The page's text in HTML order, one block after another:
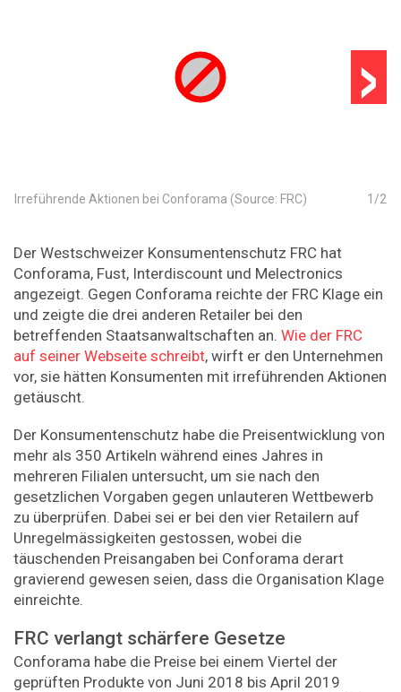
›
1 /2
Irreführende Aktionen bei Conforama (Source: FRC)
Der Westschweizer Konsumentenschutz FRC hat
Conforama, Fust, Interdiscount und Melectronics
angezeigt. Gegen Conforama reichte der FRC Klage ein
und zeigte die drei anderen Retailer bei den
betreffenden Staatsanwaltschaften an. Wie der FRC
auf seiner Webseite schreibt, wirft er den Unternehmen
vor, sie hätten Konsumenten mit irreführenden Aktionen
getäuscht.
Der Konsumentenschutz habe die Preisentwicklung von
mehr als 350 Artikeln während eines Jahres in
mehreren Filialen untersucht, um sie nach den
gesetzlichen Vorgaben gegen unlauteren Wettbewerb
zu überprüfen. Dabei sei er bei den vier Retailern auf
Unregelmässigkeiten gestossen, wobei die
täuschenden Preisangaben bei Conforama derart
gravierend gewesen seien, dass die Organisation Klage
einreichte.
FRC verlangt schärfere Gesetze
Conforama habe die Preise bei einem Viertel der
geprüften Produkte von Juni 2018 bis April 2019